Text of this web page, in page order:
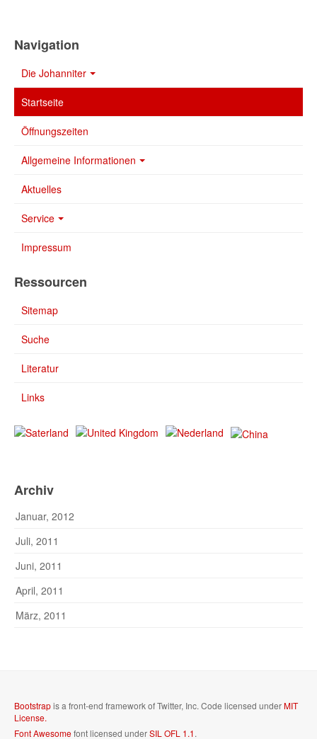
Navigation
Die Johanniter
Startseite
Öffnungszeiten
Allgemeine Informationen
Aktuelles
Service
Impressum
Ressourcen
Sitemap
Suche
Literatur
Links
Archiv
Januar, 2012
Juli, 2011
Juni, 2011
April, 2011
März, 2011
Bootstrapis a front-end framework of Twitter, Inc. Code licensed underMIT
License.
Font Awesomefont licensed underSIL OFL 1.1.